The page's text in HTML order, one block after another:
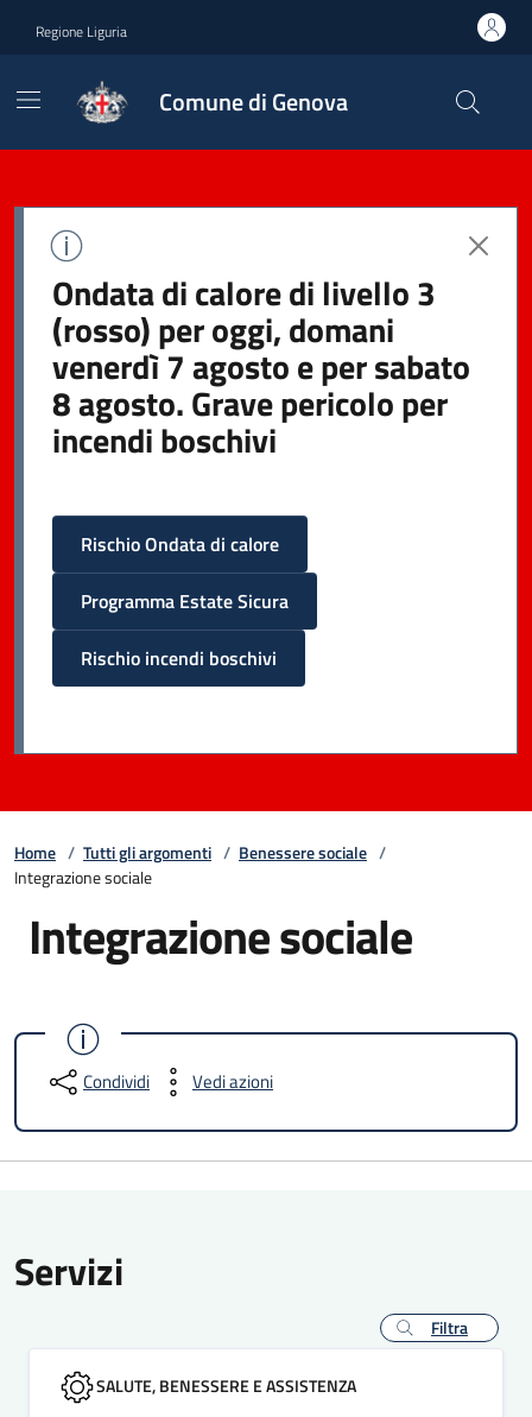
Regione Liguria
Comune di Genova
Ondata di calore di livello 3
(rosso) per oggi, domani
venerdì 7 agosto e per sabato
8 agosto. Grave pericolo per
incendi boschivi
Rischio Ondata di calore
Programma Estate Sicura
Rischio incendi boschivi
Home / Tutti gli argomenti / Benessere sociale /
Integrazione sociale
Integrazione sociale
Condividi Vedi azioni
Servizi
Filtra
SALUTE, BENESSERE E ASSISTENZA